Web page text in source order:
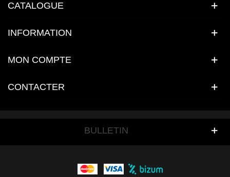
CATALOGUE
INFORMATION
MON COMPTE
CONTACTER
BULLETIN